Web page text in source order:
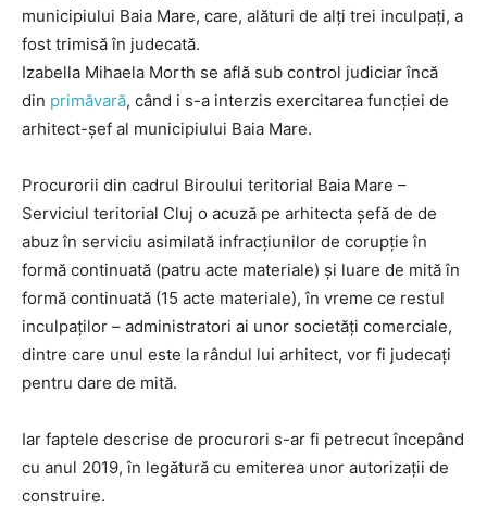
municipiului Baia Mare, care, alături de alți trei inculpați, a
fost trimisă în judecată.
Izabella Mihaela Morth se află sub control judiciar încă
din primăvară, când i s-a interzis exercitarea funcției de
arhitect-șef al municipiului Baia Mare.
Procurorii din cadrul Biroului teritorial Baia Mare –
Serviciul teritorial Cluj o acuză pe arhitecta șefă de de
abuz în serviciu asimilată infracțiunilor de corupție în
formă continuată (patru acte materiale) și luare de mită în
formă continuată (15 acte materiale), în vreme ce restul
inculpaților – administratori ai unor societăți comerciale,
dintre care unul este la rândul lui arhitect, vor fi judecați
pentru dare de mită.
Iar faptele descrise de procurori s-ar fi petrecut începând
cu anul 2019, în legătură cu emiterea unor autorizații de
construire.